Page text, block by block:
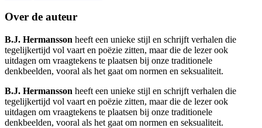
Over de auteur
B.J. Hermansson heeft een unieke stijl en schrijft verhalen die
tegelijkertijd vol vaart en poëzie zitten, maar die de lezer ook
uitdagen om vraagtekens te plaatsen bij onze traditionele
denkbeelden, vooral als het gaat om normen en seksualiteit.
B.J. Hermansson heeft een unieke stijl en schrijft verhalen die
tegelijkertijd vol vaart en poëzie zitten, maar die de lezer ook
uitdagen om vraagtekens te plaatsen bij onze traditionele
denkbeelden, vooral als het gaat om normen en seksualiteit.